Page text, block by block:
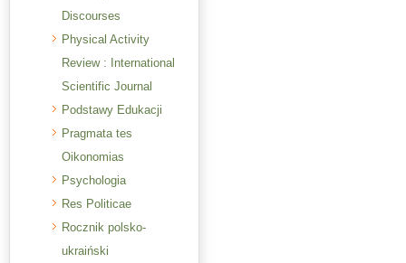
Discourses
Physical Activity
Review : International
Scientific Journal
Podstawy Edukacji
Pragmata tes
Oikonomias
Psychologia
Res Politicae
Rocznik polsko-
ukraiński